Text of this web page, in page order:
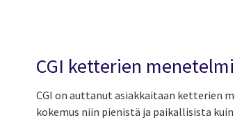
CGI ketterien
CGI on auttanut asiakkaitaan ketterien
kokemus niin pienistä ja paikallisista